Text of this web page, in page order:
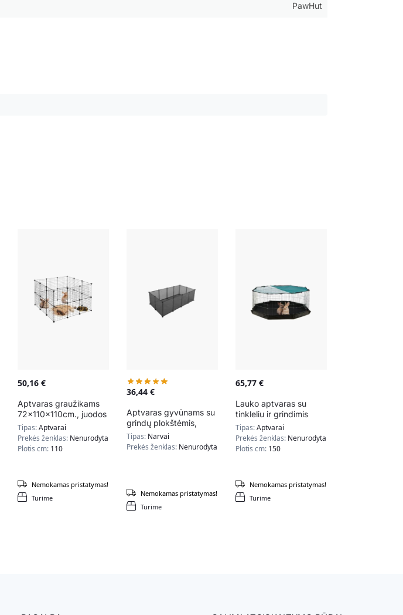
PawHut
50,16€
Aptvaras graužikams
72x110x110cm., juodos
spalvos
Tipas:Aptvarai
Prekės ženklas: Nenurodyta
Plotis cm: 110
Turime
Nemokamas pristatymas!
36,44€
Aptvaras gyvūnams su
grindų plokštėmis,
pilkos spalvos
Tipas: Narvai
Prekės ženklas: Nenurodyta
Turime
Nemokamas pristatymas!
65,77 €
Lauko aptvaras su
tinkleliu ir grindimis
naminiams gyvūnams
60x150cm.,
juodos/sidabrinės/
Tipas:Aptvarai
Prekės ženklas: Nenurodyta
Plotis cm: 150
Turime
Nemokamas pristatymas!